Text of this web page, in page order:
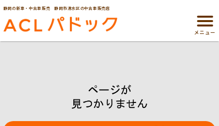
静岡の新車・中古車販売 静岡市清水区の中古車販売店
メニュー